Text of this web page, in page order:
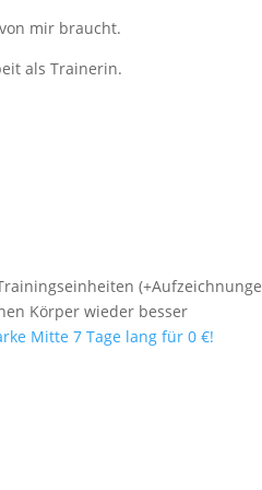
mir braucht.
als Trainerin.
Körper wieder besser
Mitte 7 Tage lang für 0 €!